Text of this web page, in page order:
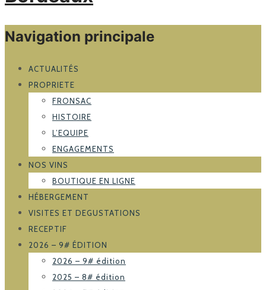
Navigation principale
ACTUALITÉS
PROPRIETE
FRONSAC
HISTOIRE
L’EQUIPE
ENGAGEMENTS
NOS VINS
BOUTIQUE EN LIGNE
HÉBERGEMENT
VISITES ET DEGUSTATIONS
RECEPTIF
2026 – 9# ÉDITION
2026 – 9# édition
2025 – 8# édition